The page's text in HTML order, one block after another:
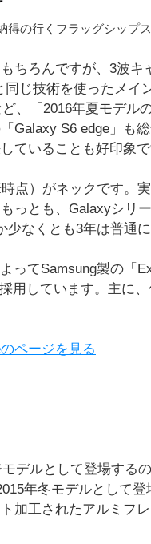
の行くフラッグシップ
ちろんですが、3波キ
同じ技術を使ったメイ
、「2016年夏モデル
Galaxy S6 edge」も
ていることも好印象で
点）がネックです。
っとも、Galaxyシリ
なくとも3年は普通に
ってSamsung製の「
用しています。主に
ページを見る
デルとして登場する
年冬モデルとして登
加工されたアルミフ